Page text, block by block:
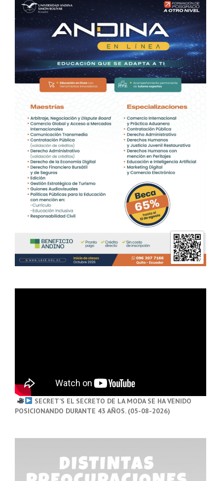
SECRET’S EL SECRETO DE LA MODA SE HA VENIDO
POSICIONANDO DURANTE 43 AÑOS. (05-08-2026)